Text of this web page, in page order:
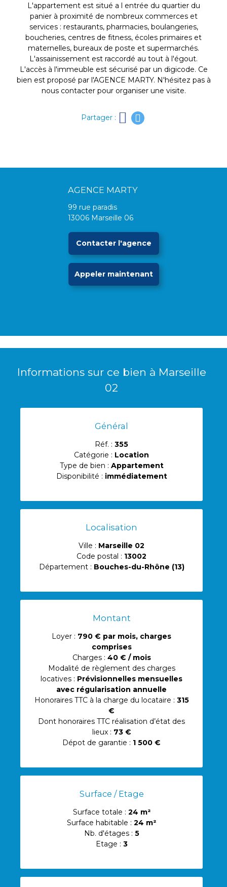
L'appartement est situé a l entrée du quartier du
panier à proximité de nombreux commerces et
services : restaurants, pharmacies, boulangeries,
boucheries, centres de fitness, écoles primaires et
maternelles, bureaux de poste et supermarchés.
L'assainissement est raccordé au tout à l'égout.
L'accès à l'immeuble est sécurisé par un digicode. Ce
bien est proposé par l'AGENCE MARTY. N'hésitez pas à
nous contacter pour organiser une visite.
Partager :
AGENCE MARTY
99 rue paradis
13006 Marseille 06
Contacter l'agence
Appeler maintenant
sélectionami
Informations sur ce bien à Marseille
02
Général
Réf. : 355
Catégorie : Location
Type de bien : Appartement
Disponibilité : immédiatement
Localisation
Ville : Marseille 02
Code postal : 13002
Département : Bouches-du-Rhône (13)
Montant
Loyer : 790 € par mois, charges
comprises
Charges : 40 € / mois
Modalité de règlement des charges
locatives : Prévisionnelles mensuelles
avec régularisation annuelle
Honoraires TTC à la charge du locataire : 315
€
Dont honoraires TTC réalisation d’état des
lieux : 73 €
Dépot de garantie : 1 500 €
Surface / Etage
Surface totale : 24 m²
Surface habitable : 24 m²
Nb. d'étages : 5
Etage : 3